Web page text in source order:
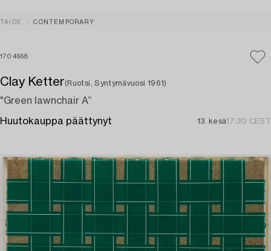
TAIDE CONTEMPORARY
1704668
Clay Ketter(Ruotsi, Syntymävuosi 1961)
"Green lawnchair A”
Huutokauppa päättynyt 13. kesä17:30 CEST